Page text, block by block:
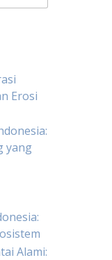
Erosi
yang
Alami: